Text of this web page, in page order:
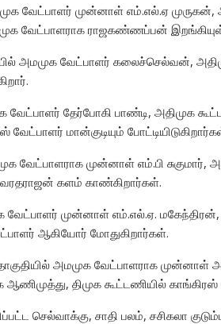
வேட்பாளர் முன்னாள் எம்.எல்.ஏ முருகன்,
வேட்பாளராக ராஜகண்ணப்பன்
அமமுக வேட்பாளர் கலைச்செல்வன்,
வேட்பாளர் தேர்போகி பாண்டி, அதிமுக
வேட்பாளர் மான்குடியும்
வேட்பாளராக முன்னாள் எம்.பி சுகுமார்,
வரதராஜன் களம் காண்கிறார்கள்.
வேட்பாளர் முன்னாள் எம்.எல்.ஏ.
ஆகியோர் மோதுகிறார்கள்.
அமமுக வேட்பாளராக
திமுக கூட்டணியில்
செல்வாக்கு, சாதி பலம், சசிகலா